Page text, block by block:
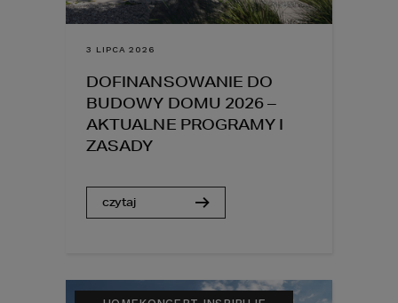
3 LIPCA 2026
DOFINANSOWANIE DO
BUDOWY DOMU 2026 –
AKTUALNE PROGRAMY I
ZASADY
czytaj